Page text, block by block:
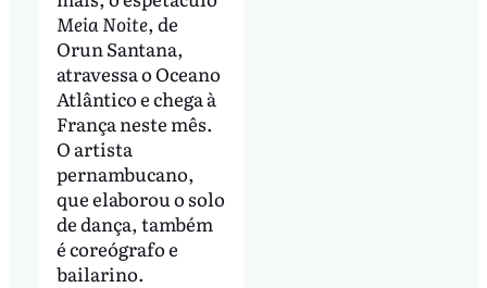
Meia Noite, de
Orun Santana,
atravessa o Oceano
Atlântico e chega à
França neste mês.
O artista
pernambucano,
que elaborou o solo
de dança, também
é coreógrafo e
bailarino.